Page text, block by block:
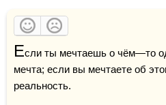
Если ты мечтаешь о чём—то
мечта; если вы мечтаете об
реальность.